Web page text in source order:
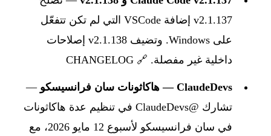
v2.1.137 إضافة VSCode التي لم تكن تتفعّل
على Windows. وتضيف v2.1.138 إصلاحات
داخلية غير مفصلة. 🔗 CHANGELOG
ClaudeDevs — هاكاثونات سان فرانسيسكو
—
تشارك @ClaudeDevs في تنظيم عدة هاكاثونات
في سان فرانسيسكو لأسبوع 12 مايو 2026، مع